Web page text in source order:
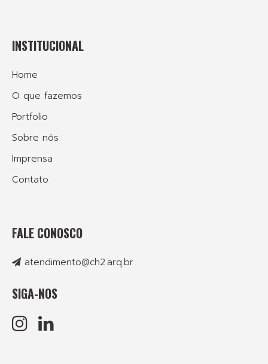
INSTITUCIONAL
Home
O que fazemos
Portfolio
Sobre nós
Imprensa
Contato
FALE CONOSCO
atendimento@ch2.arq.br
SIGA-NOS